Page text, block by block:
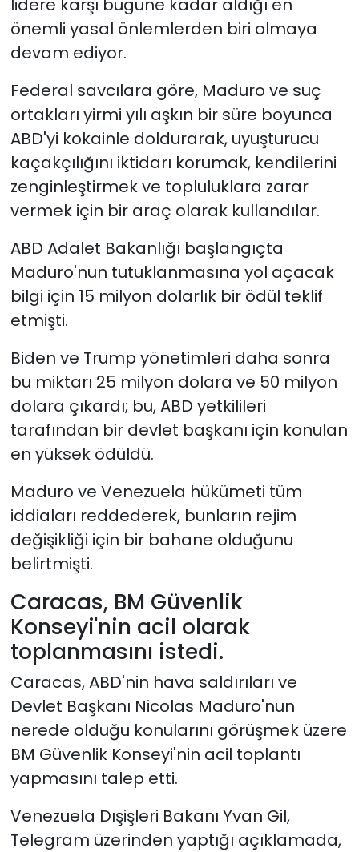
önemli yasal önlemlerden biri olmaya
devam ediyor.
Federal savcılara göre, Maduro ve suç
ortakları yirmi yılı aşkın bir süre boyunca
ABD'yi kokainle doldurarak, uyuşturucu
kaçakçılığını iktidarı korumak, kendilerini
zenginleştirmek ve topluluklara zarar
vermek için bir araç olarak kullandılar.
ABD Adalet Bakanlığı başlangıçta
Maduro'nun tutuklanmasına yol açacak
bilgi için 15 milyon dolarlık bir ödül teklif
etmişti.
Biden ve Trump yönetimleri daha sonra
bu miktarı 25 milyon dolara ve 50 milyon
dolara çıkardı; bu, ABD yetkilileri
tarafından bir devlet başkanı için konulan
en yüksek ödüldü.
Maduro ve Venezuela hükümeti tüm
iddiaları reddederek, bunların rejim
değişikliği için bir bahane olduğunu
belirtmişti.
Caracas, BM Güvenlik
Konseyi'nin acil olarak
toplanmasını istedi.
Caracas, ABD'nin hava saldırıları ve
Devlet Başkanı Nicolas Maduro'nun
nerede olduğu konularını görüşmek üzere
BM Güvenlik Konseyi'nin acil toplantı
yapmasını talep etti.
Venezuela Dışişleri Bakanı Yvan Gil,
Telegram üzerinden yaptığı açıklamada,